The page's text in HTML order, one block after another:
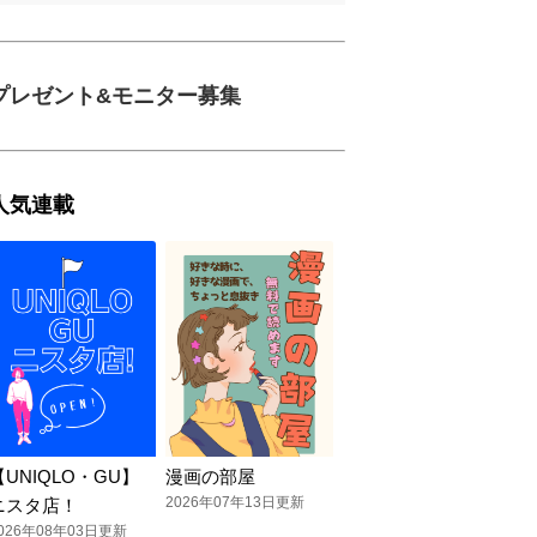
レゼント&モニター募集
気連載
UNIQLO・GU】
スタ店！
年08年03日更新
漫画の部屋
2026年07年13日更新